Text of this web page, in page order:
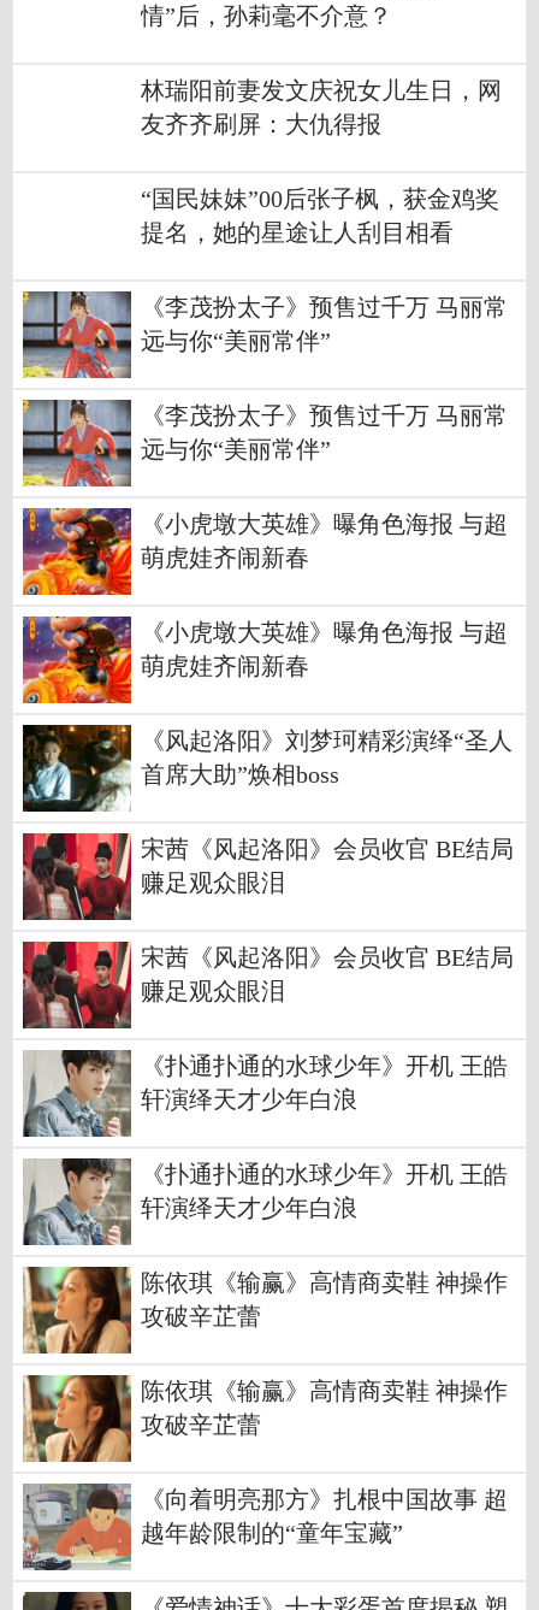
情”后，孙莉毫不介意？
林瑞阳前妻发文庆祝女儿生日，网
友齐齐刷屏：大仇得报
“国民妹妹”00后张子枫，获金鸡奖
提名，她的星途让人刮目相看
《李茂扮太子》预售过千万 马丽常
远与你“美丽常伴”
《李茂扮太子》预售过千万 马丽常
远与你“美丽常伴”
《小虎墩大英雄》曝角色海报 与超
萌虎娃齐闹新春
《小虎墩大英雄》曝角色海报 与超
萌虎娃齐闹新春
《风起洛阳》刘梦珂精彩演绎“圣人
首席大助”焕相boss
宋茜《风起洛阳》会员收官 BE结局
赚足观众眼泪
宋茜《风起洛阳》会员收官 BE结局
赚足观众眼泪
《扑通扑通的水球少年》开机 王皓
轩演绎天才少年白浪
《扑通扑通的水球少年》开机 王皓
轩演绎天才少年白浪
陈依琪《输赢》高情商卖鞋 神操作
攻破辛芷蕾
陈依琪《输赢》高情商卖鞋 神操作
攻破辛芷蕾
《向着明亮那方》扎根中国故事 超
越年龄限制的“童年宝藏”